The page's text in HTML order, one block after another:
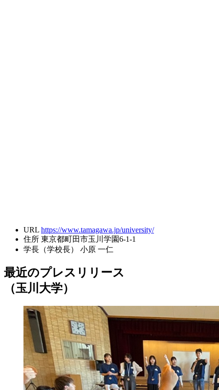
URL https://www.tamagawa.jp/university/
住所 東京都町田市玉川学園6-1-1
学長（学校長）
小原 一仁
最近のプレスリリース
（玉川大学）